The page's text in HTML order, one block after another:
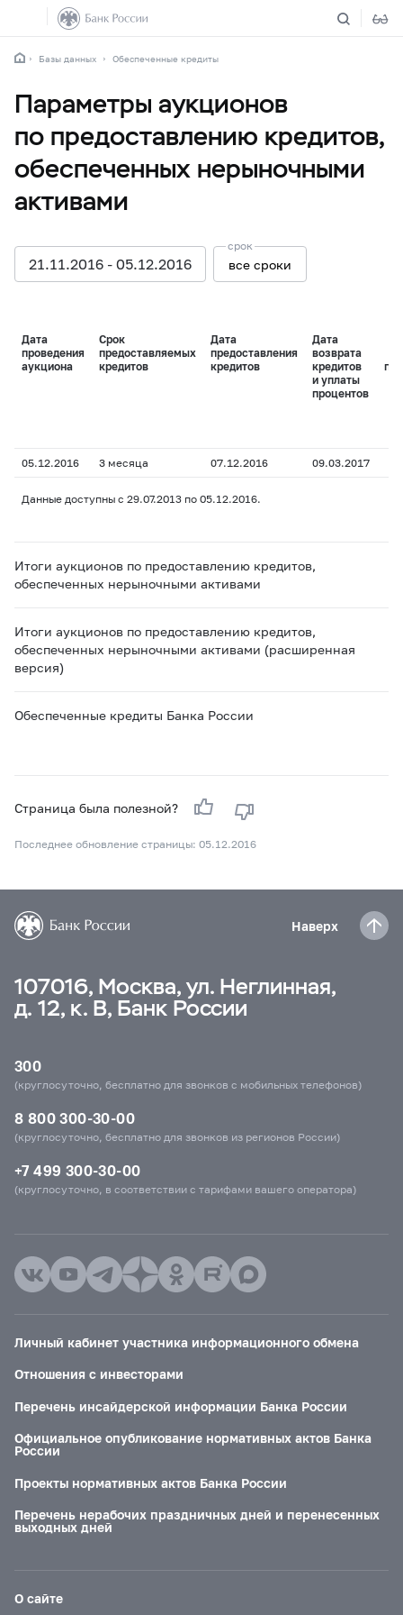
Базы данных Обеспеченные кредиты
Параметры аукционов
по предоставлению кредитов,
обеспеченных нерыночными
активами
21.11.2016 - 05.12.2016
срок
все сроки
Дата
проведения
аукциона
Срок
предоставляемых
кредитов
Дата
предоставления
кредитов
Дата
возврата
кредитов
и уплаты
процентов
05.12.2016 3 месяца 07.12.2016 09.03.2017
Данные доступны с 29.07.2013 по 05.12.2016.
Итоги аукционов по предоставлению кредитов,
обеспеченных нерыночными активами
Итоги аукционов по предоставлению кредитов,
обеспеченных нерыночными активами (расширенная
версия)
Обеспеченные кредиты Банка России
Страница была полезной?
Последнее обновление страницы: 05.12.2016
Наверх
107016, Москва, ул. Неглинная,
д. 12, к. В, Банк России
300
(круглосуточно, бесплатно для звонков с мобильных телефонов)
8 800 300-30-00
(круглосуточно, бесплатно для звонков из регионов России)
+7 499 300-30-00
(круглосуточно, в соответствии с тарифами вашего оператора)
Личный кабинет участника информационного обмена
Отношения с инвесторами
Перечень инсайдерской информации Банка России
Официальное опубликование нормативных актов Банка
России
Проекты нормативных актов Банка России
Перечень нерабочих праздничных дней и перенесенных
выходных дней
О сайте